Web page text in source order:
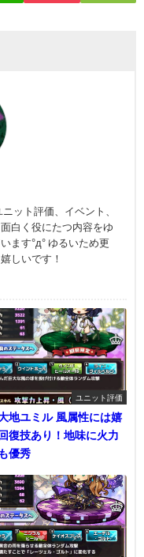
ット評価、イベント、
白く役にたつ内容をゆ
ます°д° ゆるいため更
しいです！
ユニット評価
地ユミル 風属性には嬉
復技あり！地味に火力
優秀